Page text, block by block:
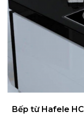
Bếp từ Hafele